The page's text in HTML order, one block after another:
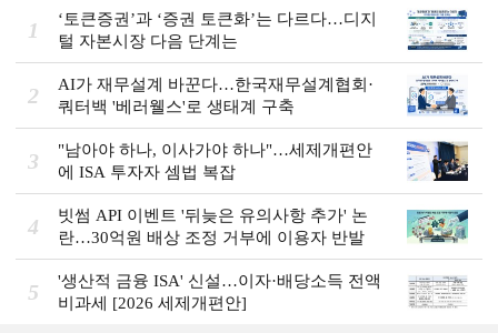
1
‘토큰증권’과 ‘증권 토큰화’는 다르다…디지
털 자본시장 다음 단계는
2
AI가 재무설계 바꾼다…한국재무설계협회·
쿼터백 '베러웰스'로 생태계 구축
3
"남아야 하나, 이사가야 하나"…세제개편안
에 ISA 투자자 셈법 복잡
4
빗썸 API 이벤트 '뒤늦은 유의사항 추가' 논
란…30억원 배상 조정 거부에 이용자 반발
5
'생산적 금융 ISA' 신설…이자·배당소득 전액
비과세 [2026 세제개편안]